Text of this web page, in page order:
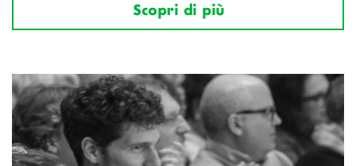
Scopri di più